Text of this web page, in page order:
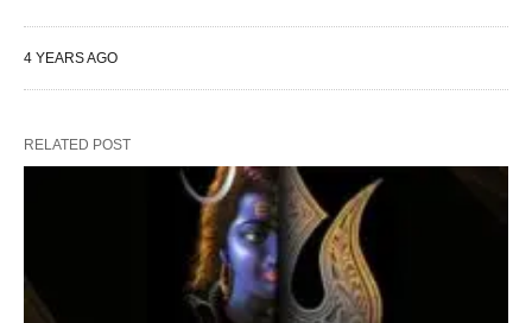
4 YEARS AGO
RELATED POST